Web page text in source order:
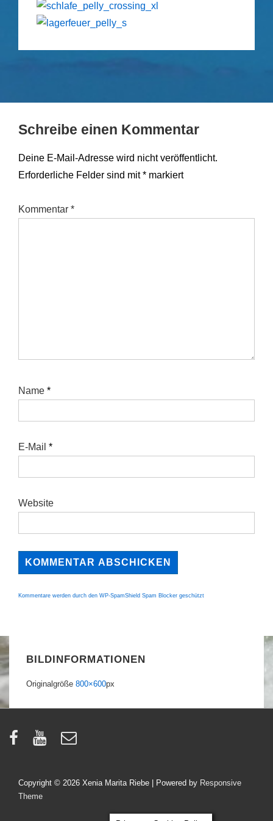
Schreibe einen Kommentar
Deine E-Mail-Adresse wird nicht veröffentlicht.
Erforderliche Felder sind mit* markiert
Kommentar *
Name *
E-Mail *
Website
Kommentare werden durch den WP-SpamShield Spam Blocker geschützt
BILDINFORMATIONEN
Originalgröße 800×600px
Copyright © 2026 Xenia Marita Riebe | Powered by Responsive
Theme